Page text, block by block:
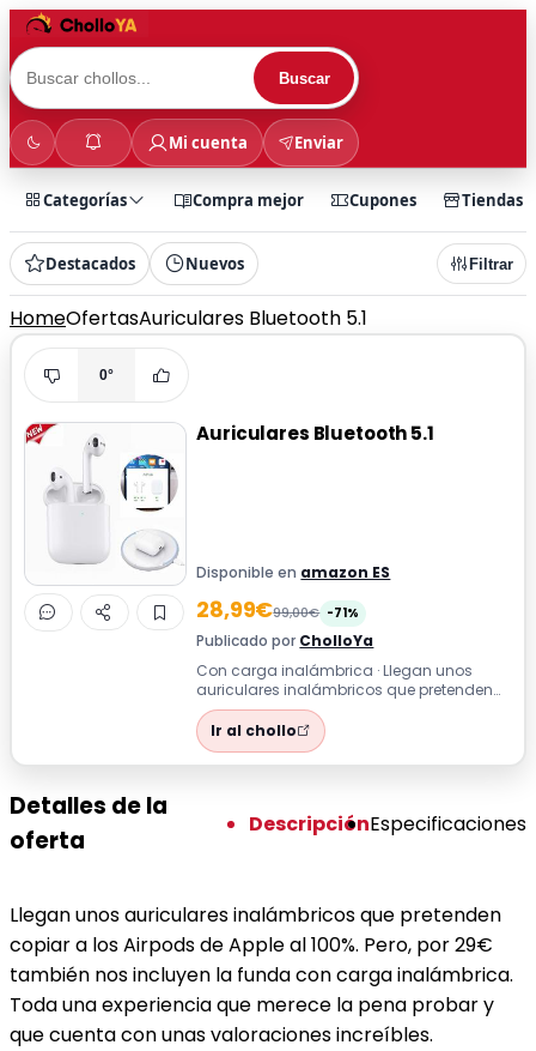
Buscar
Mi cuenta Enviar
Categorías Compra mejor Cupones Tiendas
Destacados Nuevos Filtrar
HomeOfertasAuriculares Bluetooth 5.1
0°
Auriculares Bluetooth 5.1
Disponible en amazon ES
28,99€99,00€ -71%
Publicado por CholloYa
Con carga inalámbrica · Llegan unos
auriculares inalámbricos que pretenden
copiar a los Airpods de Apple al 100%. Per...
Ir al chollo
Detalles de la
oferta
DescripciónEspecificaciones
Llegan unos auriculares inalámbricos que pretenden
copiar a los Airpods de Apple al 100%. Pero, por 29€
también nos incluyen la funda con carga inalámbrica.
Toda una experiencia que merece la pena probar y
que cuenta con unas valoraciones increíbles.